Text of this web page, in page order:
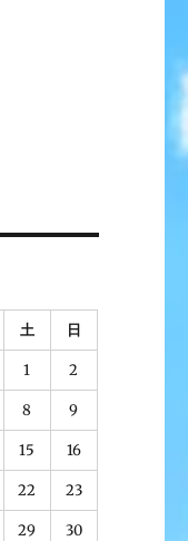
土 日
1 2
8 9
15 16
22 23
29 30